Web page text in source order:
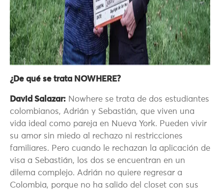
¿De qué se trata NOWHERE?
David Salazar: Nowhere se trata de dos estudiantes
colombianos, Adrián y Sebastián, que viven una
vida ideal como pareja en Nueva York. Pueden vivir
su amor sin miedo al rechazo ni restricciones
familiares. Pero cuando le rechazan la aplicación de
visa a Sebastián, los dos se encuentran en un
dilema complejo. Adrián no quiere regresar a
Colombia, porque no ha salido del closet con sus